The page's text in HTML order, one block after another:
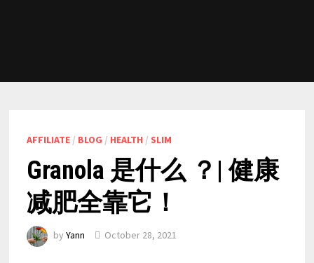
AFFILIATE/ BLOG / HEALTH / SLIM
Granola 是什么 ？| 健康
减肥全靠它！
by Yann October 28, 2021